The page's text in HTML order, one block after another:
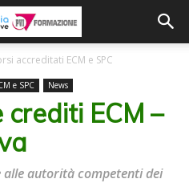
accreditati ECM e SPC
e SPC News
ECM –
autorità competenti dei